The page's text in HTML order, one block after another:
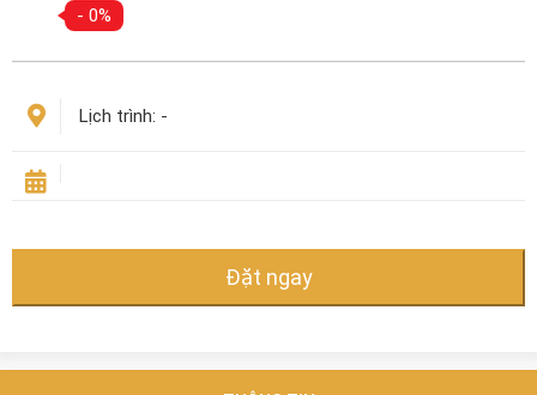
- 0%
Lịch trình: -
Đặt ngay